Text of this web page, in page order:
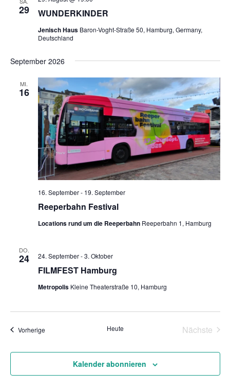
29 WUNDERKINDER
Jenisch Haus Baron-Voght-Straße 50, Hamburg, Germany,
Deutschland
September 2026
MI.
16
Reeperbahn Festival
16. September- 19. September
Locations rund um die Reeperbahn Reeperbahn 1, Hamburg
DO.
24
FILMFEST Hamburg
24. September-3. Oktober
Metropolis Kleine Theaterstraße 10, Hamburg
VorherigeVeranstaltungen Heute
Nächste
Kalender abonnieren